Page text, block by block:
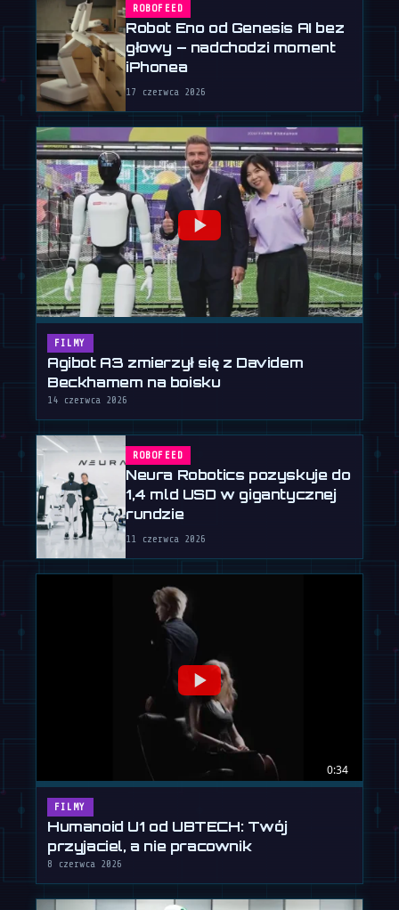
ROBOFEED
Robot Eno od Genesis AI bez
głowy – nadchodzi moment
iPhonea
17 czerwca 2026
FILMY
Agibot A3 zmierzył się z Davidem
Beckhamem na boisku
14 czerwca 2026
ROBOFEED
Neura Robotics pozyskuje do
1,4 mld USD w gigantycznej
rundzie
11 czerwca 2026
0:34
FILMY
Humanoid U1 od UBTECH: Twój
przyjaciel, a nie pracownik
8 czerwca 2026